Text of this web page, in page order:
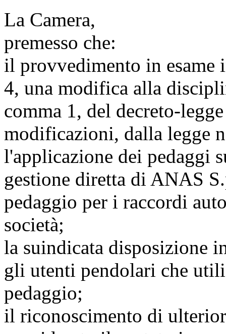
La Camera,
premesso che:
il provvedimento in esame
4, una modifica alla
comma 1, del decreto-
modificazioni, dalla legge
l'applicazione dei pedaggi
gestione diretta di ANAS
pedaggio per i raccordi
società;
la suindicata disposizione
gli utenti pendolari che
pedaggio;
il riconoscimento di